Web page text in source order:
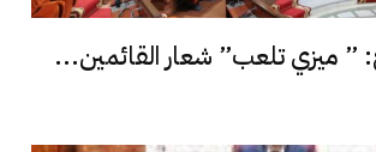
” ميزي تلعب” شعار القائمين...